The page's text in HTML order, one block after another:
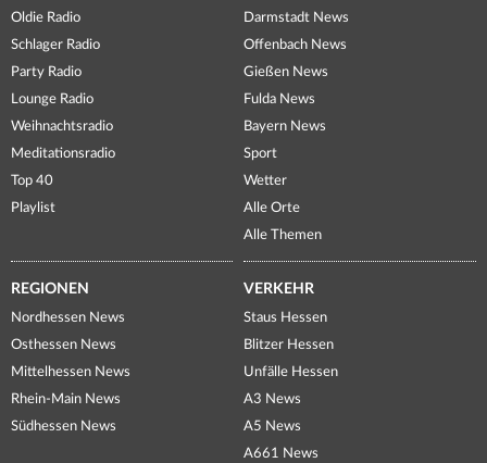
Oldie Radio
Schlager Radio
Party Radio
Lounge Radio
Weihnachtsradio
Meditationsradio
Top 40
Playlist
Darmstadt News
Offenbach News
Gießen News
Fulda News
Bayern News
Sport
Wetter
Alle Orte
Alle Themen
REGIONEN
Nordhessen News
Osthessen News
Mittelhessen News
Rhein-Main News
Südhessen News
VERKEHR
Staus Hessen
Blitzer Hessen
Unfälle Hessen
A3 News
A5 News
A661 News